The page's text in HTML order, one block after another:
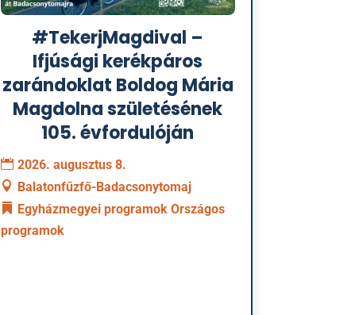
#TekerjMagdival –
Ifjúsági kerékpáros
zarándoklat Boldog Mária
Magdolna születésének
105. évfordulóján
2026. augusztus 8.
Balatonfűzfő-Badacsonytomaj
Egyházmegyei programok Országos
programok